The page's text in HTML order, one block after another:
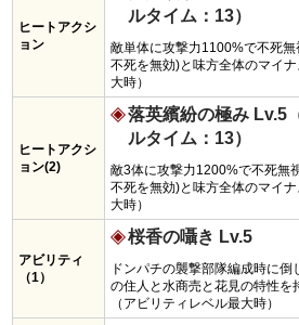
ヒートアクシ
ョン
ルタイム：13）
敵単体に攻撃力1100%で不死
不死を無効)と味方全体のマイ
大時）
ヒートアクシ
ョン(2)
落英繽紛の極み Lv.5
ルタイム：13）
敵3体に攻撃力1200%で不死無
不死を無効)と味方全体のマイ
大時）
アビリティ
（1）
桜香の囁き Lv.5
ドンパチの襲撃部隊編成時に
の住人と水商売と花見の特性
（アビリティレベル最大時）